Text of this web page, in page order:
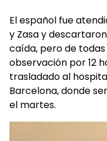
El español fue
y Zasa y
caída, pero de
observación por 12
trasladado al
Barcelona, donde
el martes.